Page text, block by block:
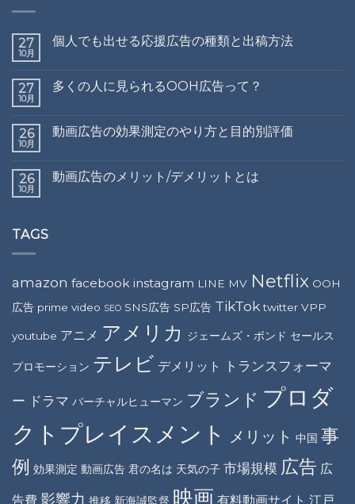
27
10月
個人でも出せる応援広告の種類と出稿方法
27
10月
多くの人に見られるOOH広告って？
26
10月
動画広告の効果測定のやり方と目的別評価
26
10月
動画広告のメリット/デメリットとは
TAGS
amazon facebook instagram LINE MV Netflix OOH
広告 prime video SEO SNS広告 SP広告 TikTok twitter VPP
youtube アニメ アメリカ ジェームズ・ボンド セールス
プロモーション テレビ デメリット トランスフォーマ
ー ドラマ バーチャルヒューマン ブランド プロダ
クトプレイスメント
メリット 中国 事
例 効果測定 動画広告 君の名は 天気の子 市場規模 広告 広
告費 影響力 推移 新海誠監督 映画 有料動画サイト 江戸